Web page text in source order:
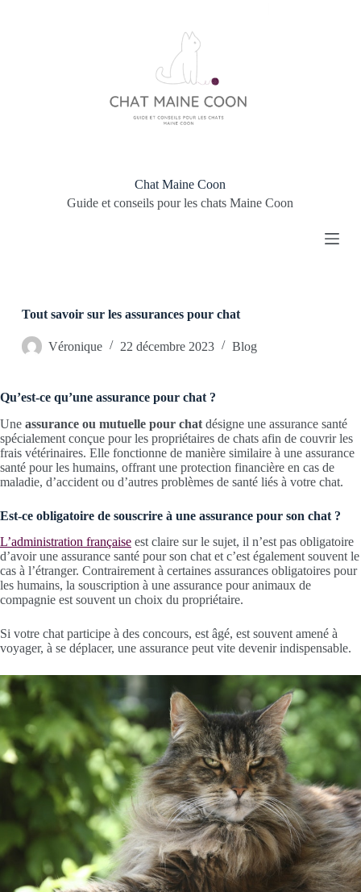
Chat Maine Coon
Guide et conseils pour les chats Maine Coon
Tout savoir sur les assurances pour chat
Véronique 22 décembre 2023 Blog
Qu’est-ce qu’une assurance pour chat ?
Une assurance ou mutuelle pour chat désigne une assurance santé
spécialement conçue pour les propriétaires de chats afin de couvrir les
frais vétérinaires. Elle fonctionne de manière similaire à une assurance
santé pour les humains, offrant une protection financière en cas de
maladie, d’accident ou d’autres problèmes de santé liés à votre chat.
Est-ce obligatoire de souscrire à une assurance pour son chat ?
L’administration française est claire sur le sujet, il n’est pas obligatoire
d’avoir une assurance santé pour son chat et c’est également souvent le
cas à l’étranger. Contrairement à certaines assurances obligatoires pour
les humains, la souscription à une assurance pour animaux de
compagnie est souvent un choix du propriétaire.
Si votre chat participe à des concours, est âgé, est souvent amené à
voyager, à se déplacer, une assurance peut vite devenir indispensable.